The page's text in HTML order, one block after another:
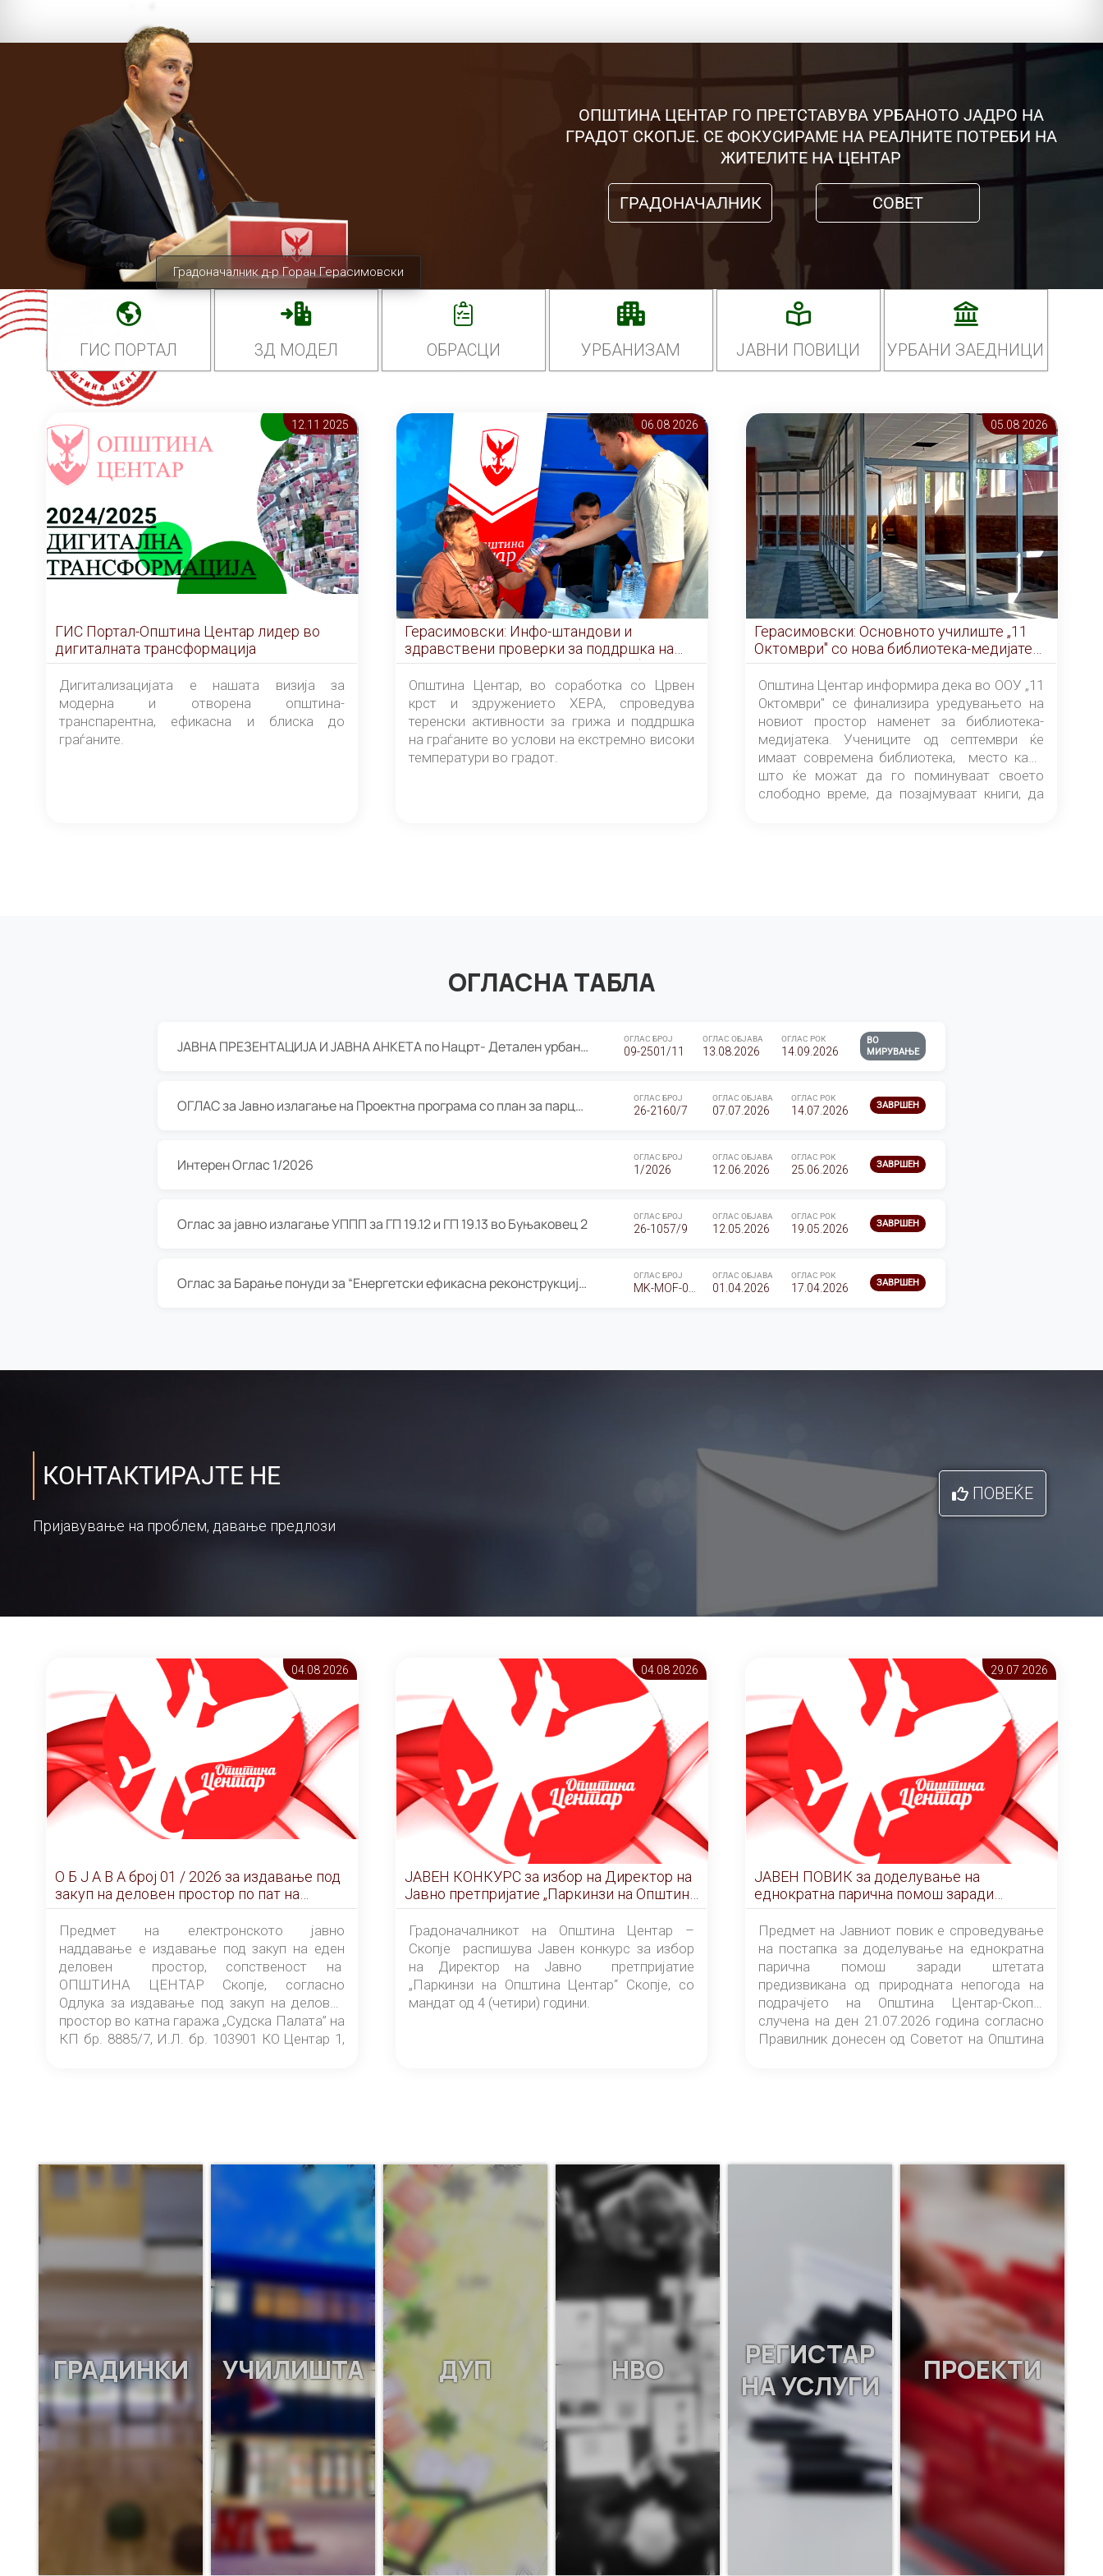
Градоначалник д-р Горан Герасимовски
ОПШТИНА ЦЕНТАР ГО ПРЕТСТАВУВА УРБАНОТО ЈАДРО НА
ГРАДОТ СКОПЈЕ. СЕ ФОКУСИРАМЕ НА РЕАЛНИТЕ ПОТРЕБИ НА
ЖИТЕЛИТЕ НА ЦЕНТАР
ГРАДОНАЧАЛНИК СОВЕТ
ГИС ПОРТАЛ 3Д МОДЕЛ ОБРАСЦИ УРБАНИЗАМ ЈАВНИ ПОВИЦИ УРБАНИ ЗАЕДНИЦИ
12.11 2025
ГИС Портал-Општина Центар лидер во
дигиталната трансформација
Дигитализацијата е нашата визија за
модерна и отворена општина-
транспарентна, ефикасна и блиска до
граѓаните.
06.08 2026
Герасимовски: Инфо-штандови и
здравствени проверки за поддршка на
граѓаните во услови на топлотен бран
Општина Центар, во соработка со Црвен
крст и здружението ХЕРА, спроведува
теренски активности за грижа и поддршка
на граѓаните во услови на екстремно високи
температури во градот.
05.08 2026
Герасимовски: Основното училиште „11
Октомври" со нова библиотека-медијатека
од септември
Општина Центар информира дека во ООУ „11
Октомври" се финализира уредувањето на
новиот простор наменет за библиотека-
медијатека. Учениците од септември ќе
имаат современа библиотека, место каде
што ќе можат да го поминуваат своето
слободно време, да позајмуваат книги, да
ОГЛАСНА ТАБЛА
ЈАВНА ПРЕЗЕНТАЦИЈА И ЈАВНА АНКЕТА по Нацрт- Детален урбанистички план Градска четврт Ј 05- Барутана, Општина Центар- Скопје, плански период 2025-2030 ОГЛАС БРОЈ
09-2501/11
ОГЛАС ОБЈАВА
13.08.2026
ОГЛАС РОК
14.09.2026
ВО
МИРУВАЊЕ
ОГЛАС за Јавно излагање на Проектна програма со план за парцелација за Урбанистички проект со план за парцелација за спојување на ГП 20.12 и ГП 20.37 од Изменување и дополнување на Детален урбанистички план Буњаковец 2, Општина Центар – Скопје ОГЛАС БРОЈ
26-2160/7
ОГЛАС ОБЈАВА
07.07.2026
ОГЛАС РОК
14.07.2026 ЗАВРШЕН
Интерен Оглас 1/2026 ОГЛАС БРОЈ
1/2026
ОГЛАС ОБЈАВА
12.06.2026
ОГЛАС РОК
25.06.2026 ЗАВРШЕН
Оглас за јавно излагање УППП за ГП 19.12 и ГП 19.13 во Буњаковец 2 ОГЛАС БРОЈ
26-1057/9
ОГЛАС ОБЈАВА
12.05.2026
ОГЛАС РОК
19.05.2026 ЗАВРШЕН
Оглас за Барање понуди за “Енергетски ефикасна реконструкција на објектот ООУ „Св. Кирил и Методиј" ОГЛАС БРОЈ ОГЛАС ОБЈАВА
01.04.2026
ОГЛАС РОК
17.04.2026 ЗАВРШЕН
КОНТАКТИРАЈТЕ НЕ
Пријавување на проблем, давање предлози
ПОВЕЌЕ
04.08 2026
О Б Ј А В А брoj 01 / 2026 за издавање под
закуп на деловен простор по пат на
ЕЛЕКТРОНСКО ЈАВНО НАДДАВАЊЕ
Предмет на електронското јавно
наддавање е издавање под закуп на еден
деловен простор, сопственост на
ОПШТИНА ЦЕНТАР Скопје, согласно
Одлука за издавање под закуп на деловен
простор во катна гаража „Судска Палата” на
КП бр. 8885/7, И.Л. бр. 103901 КО Центар 1,
понудувач.
04.08 2026
ЈАВЕН КОНКУРС за избор на Директор на
Јавно претпријатие „Паркинзи на Општина
Центар“ – Скопје
Градоначалникот на Општина Центар –
Скопје распишува Јавен конкурс за избор
на Директор на Јавно претпријатие
„Паркинзи на Општина Центар“ Скопје, со
мандат од 4 (четири) години.
29.07 2026
ЈАВЕН ПОВИК за доделување на
еднократна парична помош заради
штетата предизвикана од природната
непогода на подрачјето на Општина
Центар-Скопје случена на ден 21.07.2026
година
Предмет на Јавниот повик е спроведување
на постапка за доделување на еднократна
парична помош заради штетата
предизвикана од природната непогода на
подрачјето на Општина Центар-Скопје
случена на ден 21.07.2026 година согласно
Правилник донесен од Советот на Општина
ГРАДИНКИ УЧИЛИШТА ДУП НВО
РЕГИСТАР
НА УСЛУГИ
ПРОЕКТИ